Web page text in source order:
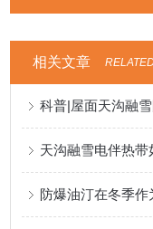
相关文章
科普|屋面天沟融
天沟融雪电伴热带
防爆油汀在冬季